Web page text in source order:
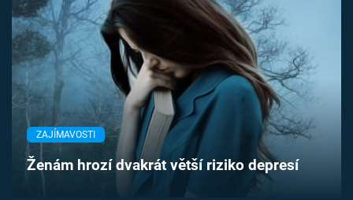
Pořady
TV Program
Časopis
Sledujte prima+
ZAJÍMAVOSTI
Ženám hrozí dvakrát větší riziko depresí